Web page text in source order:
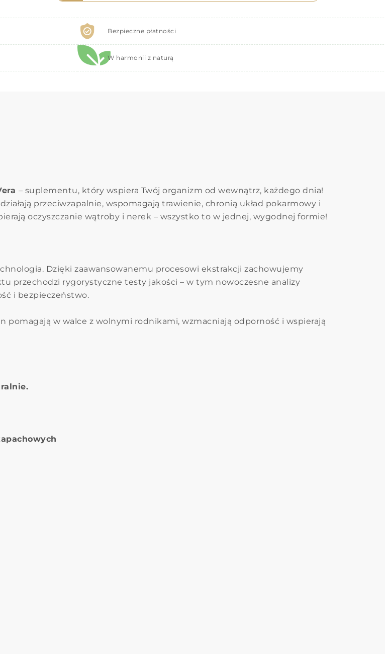
Bezpieczne płatności
W harmonii z naturą
– suplementu, który wspiera Twój organizm od wewnątrz, każdego dnia!
przeciwzapalnie, wspomagają trawienie, chronią układ pokarmowy i
oczyszczanie wątroby i nerek – wszystko to w jednej, wygodnej formie!
Dzięki zaawansowanemu procesowi ekstrakcji zachowujemy
przechodzi rygorystyczne testy jakości – w tym nowoczesne analizy
i bezpieczeństwo.
pomagają w walce z wolnymi rodnikami, wzmacniają odporność i wspierają